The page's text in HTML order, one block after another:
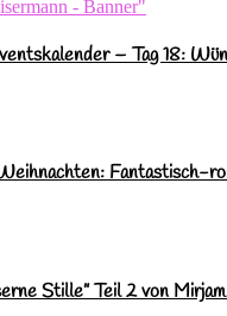
– Tag 18:
Fantastisch-
Stille” Teil 2 von